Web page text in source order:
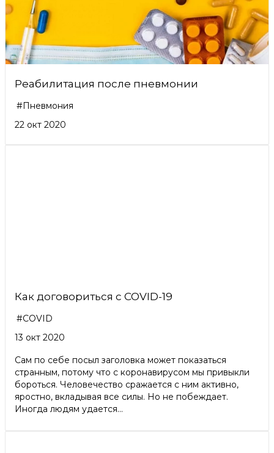
Реабилитация после пневмонии
#Пневмония
22 окт 2020
Как договориться с COVID-19
#COVID
13 окт 2020
Сам по себе посыл заголовка может показаться
странным, потому что с коронавирусом мы привыкли
бороться. Человечество сражается с ним активно,
яростно, вкладывая все силы. Но не побеждает.
Иногда людям удается...